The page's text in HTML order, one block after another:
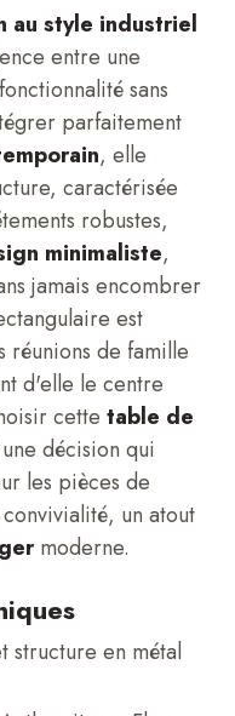
au style industriel
entre une
sans
parfaitement
, elle
caractérisée
robustes,
minimaliste,
jamais encombrer
est
réunions de famille
d'elle le centre
cette table de
décision qui
les pièces de
un atout
moderne.
structure en métal